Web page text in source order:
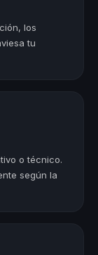
los
tu
o técnico.
según la